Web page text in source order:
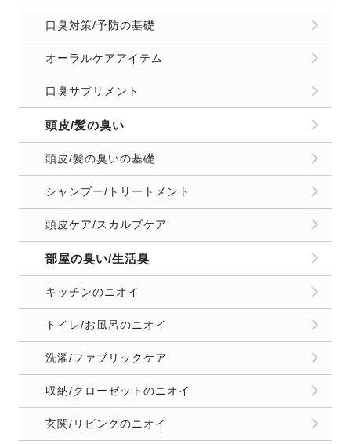
口臭対策/予防の基礎
オーラルケアアイテム
口臭サプリメント
頭皮/髪の臭い
頭皮/髪の臭いの基礎
シャンプー/トリートメント
頭皮ケア/スカルプケア
部屋の臭い/生活臭
キッチンのニオイ
トイレ/お風呂のニオイ
洗濯/ファブリックケア
収納/クローゼットのニオイ
玄関/リビングのニオイ